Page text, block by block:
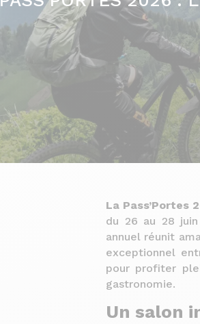
La Pass’Portes
du 26 au 28
annuel réunit
exceptionnel
pour profiter
gastronomie.
Un salon